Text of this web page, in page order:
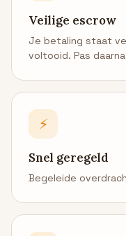
Veilige escrow
Je betaling staat
voltooid. Pas
⚡
Snel geregeld
Begeleide